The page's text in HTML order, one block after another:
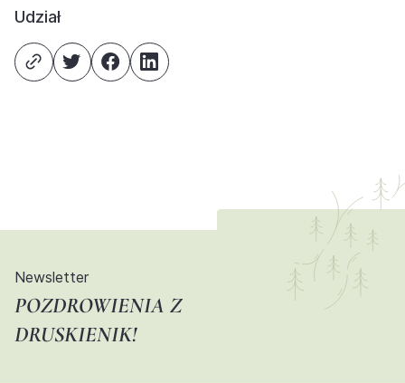
Udział
Newsletter
POZDROWIENIA Z
DRUSKIENIK!